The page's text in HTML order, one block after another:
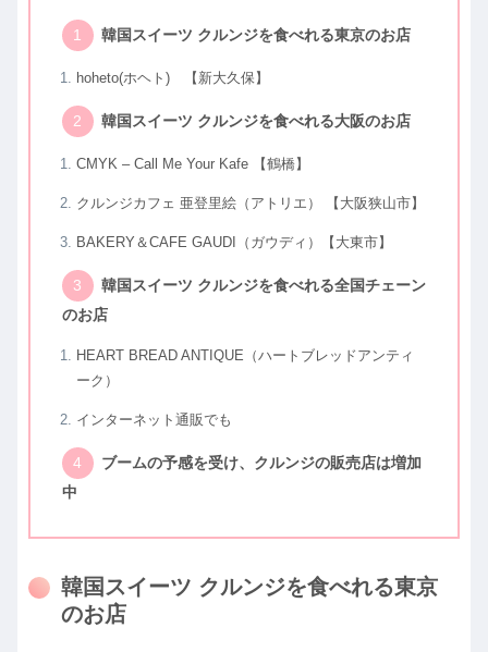
韓国スイーツ クルンジを食べれる東京のお店
hoheto(ホヘト) 【新大久保】
韓国スイーツ クルンジを食べれる大阪のお店
CMYK – Call Me Your Kafe 【鶴橋】
クルンジカフェ 亜登里絵（アトリエ） 【大阪狭山市】
BAKERY＆CAFE GAUDI（ガウディ）【大東市】
韓国スイーツ クルンジを食べれる全国チェーン
のお店
HEART BREAD ANTIQUE（ハートブレッドアンティ
ーク）
インターネット通販でも
ブームの予感を受け、クルンジの販売店は増加
中
韓国スイーツ クルンジを食べれる東京
のお店